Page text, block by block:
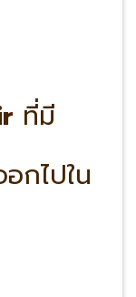
ที่มี
กไปใน